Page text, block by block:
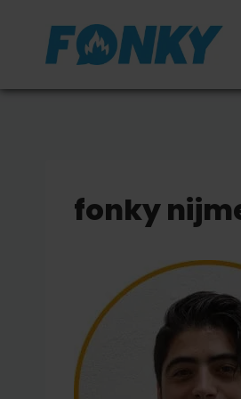
inhoud
fonky